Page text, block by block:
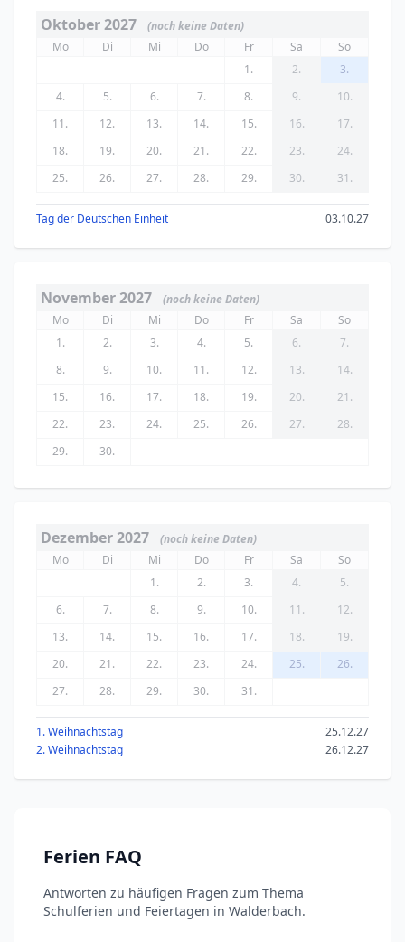
Oktober 2027
(noch keine Daten)
Mo
Di Mi Do Fr Sa
So
1.
2.
3.
4.
5. 6. 7. 8. 9.
10.
11.
12. 13. 14. 15. 16.
17.
18.
19. 20. 21. 22. 23.
24.
25.
26. 27. 28. 29. 30. 31.
Tag der Deutschen Einheit 03.10.27
November 2027
(noch keine Daten)
Mo
Di Mi Do Fr Sa
So
1.
2. 3. 4. 5. 6.
7.
8.
9. 10. 11. 12. 13.
14.
15.
16. 17. 18. 19. 20.
21.
22.
23. 24. 25. 26. 27.
28.
29.
30.
Dezember 2027
(noch keine Daten)
Mo
Di Mi Do Fr Sa
So
1.
2. 3. 4.
5.
6.
7. 8. 9. 10. 11.
12.
13.
14. 15. 16. 17. 18.
19.
20.
21. 22. 23. 24. 25.
26.
27.
28. 29. 30. 31.
1. Weihnachtstag
25.12.27
2. Weihnachtstag
26.12.27
Ferien FAQ
Antworten zu häufigen Fragen zum Thema
Schulferien und Feiertagen in Walderbach.